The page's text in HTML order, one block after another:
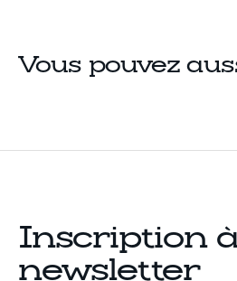
Vous pouvez
Inscription
newsletter